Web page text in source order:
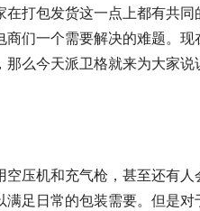
打包发货这一点上都有共
们一个需要解决的难题。
么今天派卫格就来为大家说
压机和充气枪，甚至还有
足日常的包装需要。但是